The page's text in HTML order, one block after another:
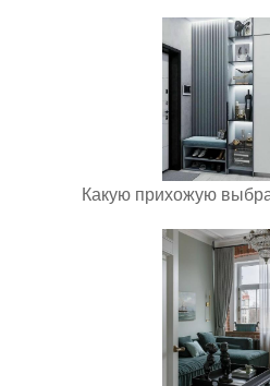
Какую прихожую